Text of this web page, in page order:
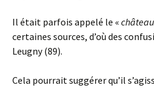
Il était parfois appelé le «
certaines sources, d’où des
Leugny (89).
Cela pourrait suggérer qu’il